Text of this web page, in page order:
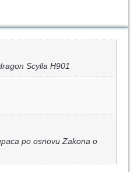
Scylla H901
po osnovu Zakona o